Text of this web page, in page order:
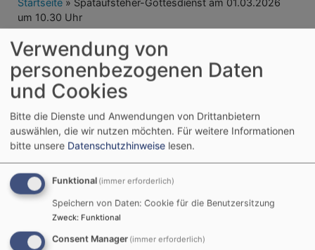
Breadcrumb
um 10.30 Uhr
Spätaufsteher-
Gottesdienst am
01.03.2026 um
10.30 Uhr
Spätaufsteher-Gottesdienst am 01.03.2026 um
10.30 Uhr
Verwendung von
personenbezogenen Daten
und Cookies
Bitte die Dienste und Anwendungen von Drittanbietern
auswählen, die wir nutzen möchten. Für weitere Informationen
bitte unsere Datenschutzhinweise lesen.
Funktional (immer erforderlich)
Speichern von Daten: Cookie für die Benutzersitzung
Zweck: Funktional
Consent Manager (immer erforderlich)